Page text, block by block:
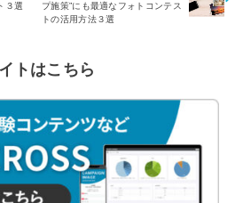
３選
プ施策”にも最適なフォトコンテス
トの活用方法３選
イトはこちら